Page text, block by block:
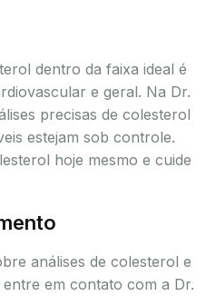
dentro da faixa ideal é
e geral. Na Dr.
precisas de colesterol
estejam sob controle.
hoje mesmo e cuide
análises de colesterol e
em contato com a Dr.